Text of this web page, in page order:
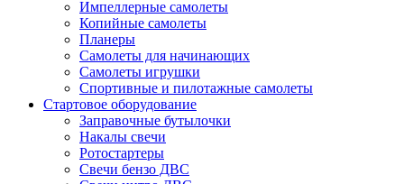
Импеллерные самолеты
Копийные самолеты
Планеры
Самолеты для начинающих
Самолеты игрушки
Спортивные и пилотажные самолеты
Стартовое оборудование
Заправочные бутылочки
Накалы свечи
Ротостартеры
Свечи бензо ДВС